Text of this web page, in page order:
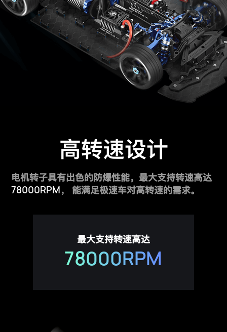
高转速设计
电机转子具有出色的防爆性能，最大支持转速高达
78000RPM， 能满足极速车对高转速的需求。
最大支持转速高达
78000RPM